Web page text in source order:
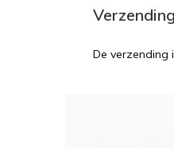
Verzending
De verzending